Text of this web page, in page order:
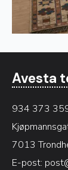
Avesta
934 373
7013
E-post: